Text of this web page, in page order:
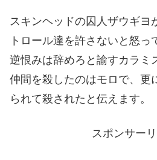
スキンヘッドの囚人ザウギヨ
トロール達を許さないと怒っ
逆恨みは辞めろと諭すカラミ
仲間を殺したのはモロで、更
られて殺されたと伝えます。
スポンサー